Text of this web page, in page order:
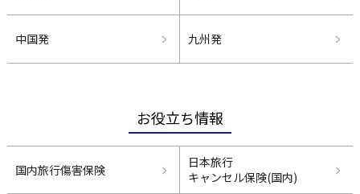
中国発 九州発
お役立ち情報
国内旅行傷害保険
日本旅行
キャンセル保険(国内)